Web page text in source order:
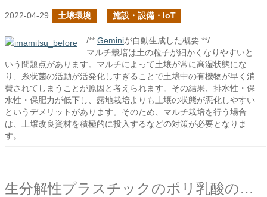
2022-04-29 土壌環境 施設・設備・IoT
/** Geminiが自動生成した概要 **/
マルチ栽培は土の粒子が細かくなりやすいと
いう問題点があります。マルチによって土壌が常に高湿状態にな
り、糸状菌の活動が活発化しすぎることで土壌中の有機物が早く消
費されてしまうことが原因と考えられます。その結果、排水性・保
水性・保肥力が低下し、露地栽培よりも土壌の状態が悪化しやすい
というデメリットがあります。そのため、マルチ栽培を行う場合
は、土壌改良資材を積極的に投入するなどの対策が必要となりま
す。
生分解性プラスチックのポリ乳酸の処分法を調べてみた